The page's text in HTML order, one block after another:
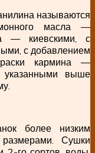
называются
масла —
— киевскими, с
с добавлением
кармина —
указанными выше
более низким
Сушки